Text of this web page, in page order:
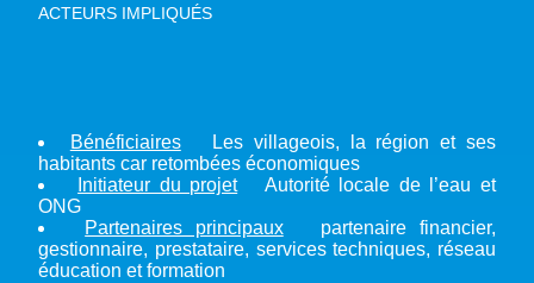
ACTEURS IMPLIQUÉS
Bénéficiaires
Les villageois, la région et ses
habitants car retombées économiques
Initiateur du projet
Autorité locale de l’eau et
ONG
Partenaires principaux
partenaire financier,
gestionnaire, prestataire, services techniques, réseau
éducation et formation